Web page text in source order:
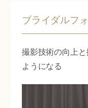
ブライダルフ
撮影技術の向上
ようになる